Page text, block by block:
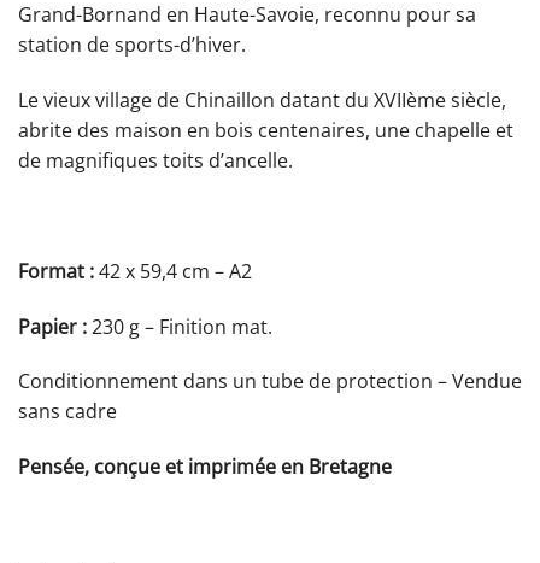
Grand-Bornand en Haute-Savoie, reconnu pour sa
station de sports-d’hiver.
Le vieux village de Chinaillon datant du XVIIème siècle,
abrite des maison en bois centenaires, une chapelle et
de magnifiques toits d’ancelle.
Format :42 x 59,4 cm – A2
Papier :230 g – Finition mat.
Conditionnement dans un tube de protection – Vendue
sans cadre
Pensée, conçue et imprimée en Bretagne